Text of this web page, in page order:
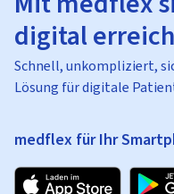
digital
Schnell, unkompliziert,
Lösung für digitale
medflex für Ihr